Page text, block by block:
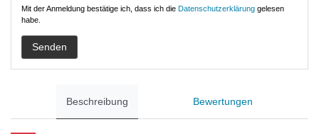
Mit der Anmeldung bestätige ich, dass ich die Daten­schutz­erklärung gelesen
habe.
Senden
Beschreibung Bewertungen